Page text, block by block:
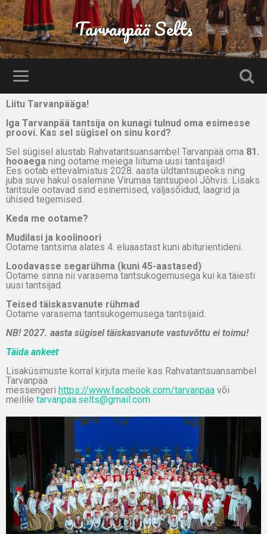
Tarvanpää Selts
Liitu Tarvanpääga!
Iga Tarvanpää tantsija on kunagi tulnud oma esimesse
proovi. Kas sel sügisel on sinu kord?
Sel sügisel alustab Rahvatantsuansambel Tarvanpää oma 81.
hooaega ning ootame meiega liituma uusi tantsijaid!
Ees ootab ettevalmistus 2028. aasta üldtantsupeoks ning
juba suve hakul osalemine Virumaa tantsupeol Jõhvis. Lisaks
tantsule ootavad sind esinemised, väljasõidud, laagrid ja
ühised tegemised.
Keda me ootame?
Mudilasi ja koolinoori
Ootame tantsima alates 4. eluaastast kuni abiturientideni.
Loodavasse segarühma (kuni 45-aastased)
Ootame sinna nii varasema tantsukogemusega kui ka täiesti
uusi tantsijad.
Teised täiskasvanute rühmad
Ootame varasema tantsukogemusega tantsijaid.
NB! 2027. aasta sügisel täiskasvanute vastuvõttu ei toimu!
Täida ankeet
Lisaküsimuste korral kirjuta meile kas Rahvatantsuansambel
Tarvanpää
messengeri https://www.facebook.com/tarvanpaa või
meilile tarvanpaa.selts@gmail.com